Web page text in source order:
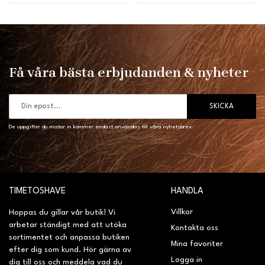
Få våra bästa erbjudanden & nyheter
SKICKA
De uppgifter du matar in kommer endast användas till våra nyhetsbrev.
TIMETOSHAVE
Hoppas du gillar vår butik! Vi
arbetar ständigt med att utöka
sortimentet och anpassa butiken
efter dig som kund. Hör gärna av
dig till oss och meddela vad du
HANDLA
Villkor
Kontakta oss
Mina favoriter
Logga in